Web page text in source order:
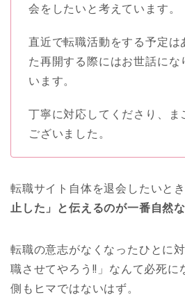
会をしたいと考えています。
直近で転職活動をする予定は
た再開する際にはお世話にな
います。
丁寧に対応してくださり、ま
ございました。
転職サイト自体を退会したいとき
止した」と伝えるのが一番自然
転職の意志がなくなったひとに
職させてやろう!!」なんて必死に
側もヒマではないはず。